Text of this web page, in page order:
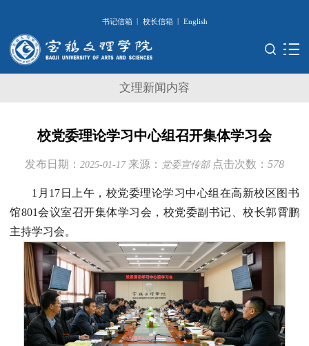
书记信箱 | 校长信箱 | English
文理新闻内容
校党委理论学习中心组召开集体学习会
发布日期： 2025-01-17 来源： 党委宣传部 点击次数： 578
1月17日上午，校党委理论学习中心组在高新校区图书
馆801会议室召开集体学习会，校党委副书记、校长郭霄鹏
主持学习会。